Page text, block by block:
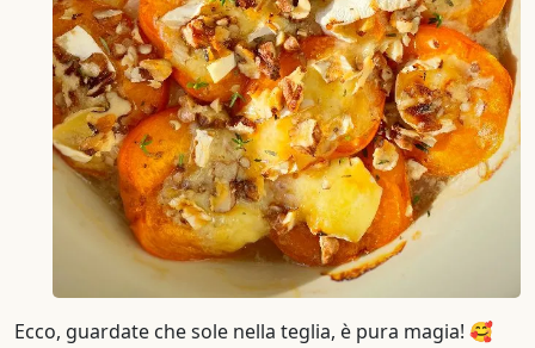
Ecco, guardate che sole nella teglia, è pura magia! 🥰